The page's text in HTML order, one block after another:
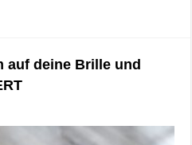
auf deine Brille und